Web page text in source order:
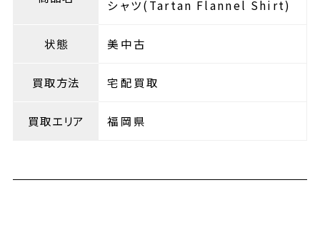
シャツ(Tartan Flannel Shirt)
状態 美中古
買取方法 宅配買取
買取エリア 福岡県